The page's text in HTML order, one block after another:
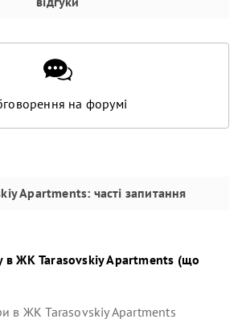
на форумі
Apartments: часті запитання
вЖК Tarasovskiy Apartments (що
в ЖК Tarasovskiy Apartments